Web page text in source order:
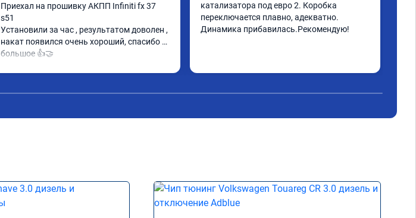
Приехал на прошивку АКПП Infiniti fx 37
s51
Установили за час , результатом доволен ,
накат появился очень хороший, спасибо
большое 👍🤝
катализатора под евро 2. Коробка
переключается плавно, адекватно.
Динамика прибавилась.Рекомендую!